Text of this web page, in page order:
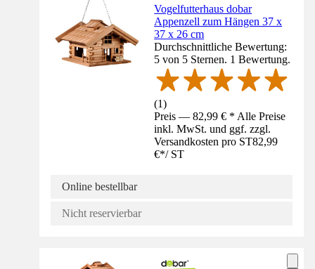
Vogelfutterhaus dobar
Appenzell zum Hängen 37 x
37 x 26 cm
Durchschnittliche Bewertung:
5 von 5 Sternen. 1 Bewertung.
(1)
Preis — 82,99 € * Alle Preise
inkl. MwSt. und ggf. zzgl.
Versandkosten pro ST82,99
€*/ ST
Online bestellbar
Nicht reservierbar